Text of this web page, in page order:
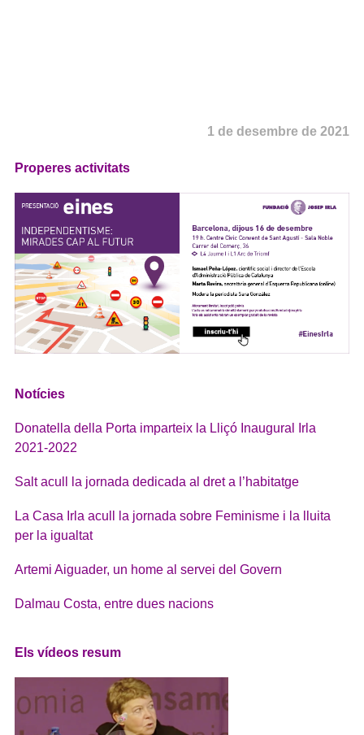
1 de desembre de 2021
Properes activitats
Notícies
Donatella della Porta imparteix la Lliçó Inaugural Irla
2021-2022
Salt acull la jornada dedicada al dret a l’habitatge
La Casa Irla acull la jornada sobre Feminisme i la lluita
per la igualtat
Artemi Aiguader, un home al servei del Govern
Dalmau Costa, entre dues nacions
Els vídeos resum